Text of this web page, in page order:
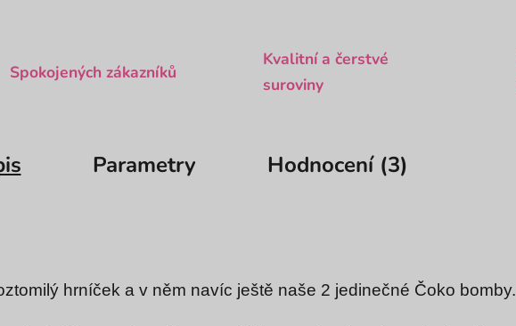
Spokojených zákazníků
Kvalitní a čerstvé
suroviny
Parametry Hodnocení (3)
hrníček a v něm navíc ještě naše 2 jedinečné Čoko bomby.